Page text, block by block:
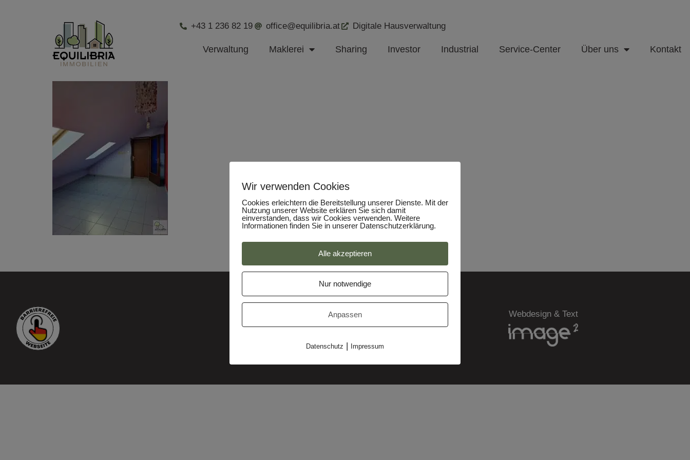
+43 1 236 82 19 office@equilibria.at Digitale Hausverwaltung
Verwaltung Maklerei Sharing Investor Industrial Service-Center Über uns Kontakt
Impressum
Webdesign & Text
Wir verwenden Cookies
Cookies erleichtern die Bereitstellung unserer Dienste. Mit der
Nutzung unserer Website erklären Sie sich damit
einverstanden, dass wir Cookies verwenden. Weitere
Informationen finden Sie in unserer Datenschutzerklärung.
Alle akzeptieren
Nur notwendige
Anpassen
Datenschutz | Impressum